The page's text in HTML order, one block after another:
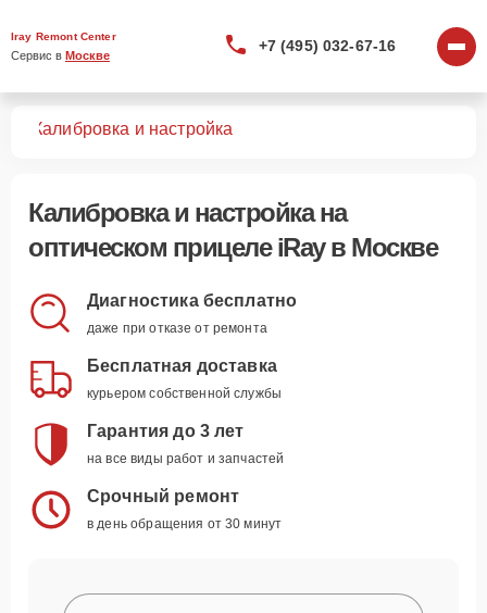
Iray Remont Center
Сервис в Москве
+7 (495) 032-67-16
Калибровка и настройка
Калибровка и настройкана
оптическом прицеле iRay в Москве
Диагностика бесплатно
даже при отказе от ремонта
Бесплатная доставка
курьером собственной службы
Гарантия до 3 лет
на все виды работ и запчастей
Срочный ремонт
в день обращения от 30 минут